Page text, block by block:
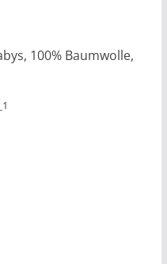
100% Baumwolle,